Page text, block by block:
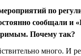
по
сообщали
Почему так?
много. И